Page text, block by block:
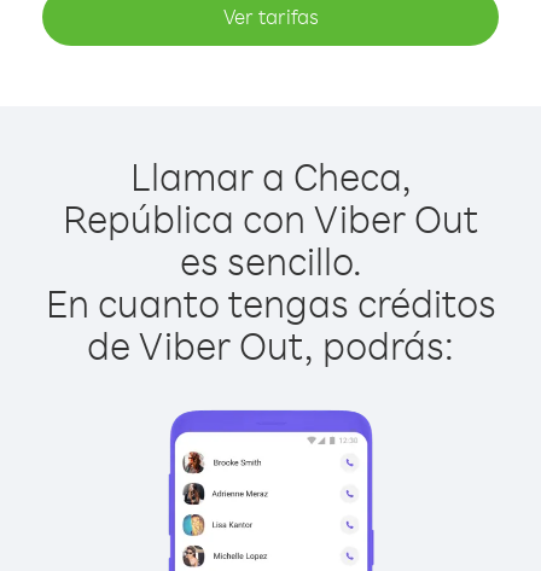
Ver tarifas
Llamar a Checa,
República con Viber Out
es sencillo.
En cuanto tengas créditos
de Viber Out, podrás: